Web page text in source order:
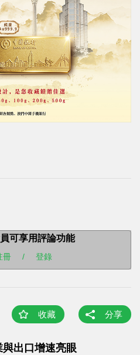
可享用評論功能
冊 / 登錄
收藏 分享
出口增速亮眼